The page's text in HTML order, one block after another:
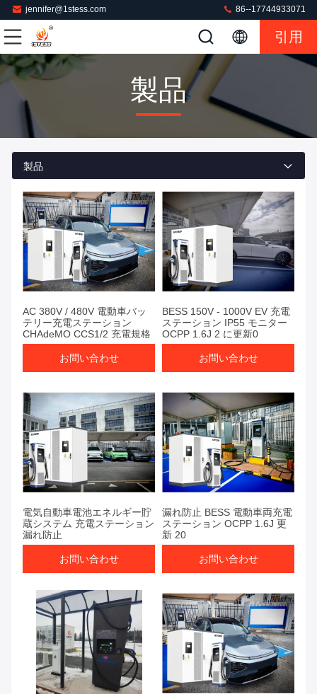
jennifer@1stess.com 86--17744933071
引用
製品
製品
AC 380V / 480V 電動車バッ
テリー充電ステーション
CHAdeMO CCS1/2 充電規格
お問い合わせ
BESS 150V - 1000V EV 充電
ステーション IP55 モニター
OCPP 1.6J 2 に更新0
お問い合わせ
電気自動車電池エネルギー貯
蔵システム 充電ステーション
漏れ防止
お問い合わせ
漏れ防止 BESS 電動車両充電
ステーション OCPP 1.6J 更
新 20
お問い合わせ